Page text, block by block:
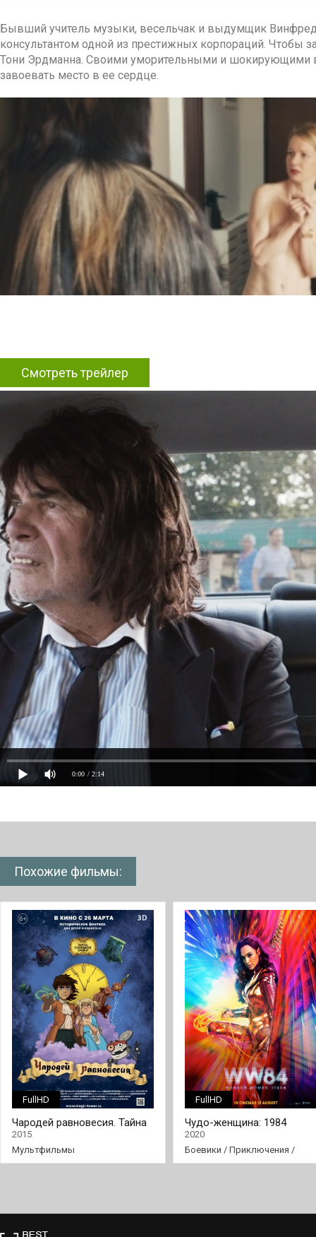
Бывший учитель музыки, весельчак и выдумщик
консультантом одной из престижных корпораций. Чтобы
Тони Эрдманна. Своими уморительными и шокирующими
завоевать место в ее сердце.
Смотреть трейлер
0:00 / 2:14
Похожие фильмы:
FullHD
Чародей равновесия. Тайна
Сухаревой башни
2015
Мультфильмы
FullHD
Чудо-женщина: 1984
2020
Боевики / Приключения /
Фильмы